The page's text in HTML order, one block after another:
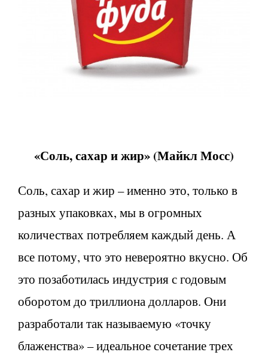
«Соль, сахар и жир» (Майкл Мосс)
Соль, сахар и жир – именно это, только в
разных упаковках, мы в огромных
количествах потребляем каждый день. А
все потому, что это невероятно вкусно. Об
это позаботилась индустрия с годовым
оборотом до триллиона долларов. Они
разработали так называемую «точку
блаженства» – идеальное сочетание трех